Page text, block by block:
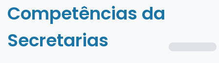
Competências da
Secretarias